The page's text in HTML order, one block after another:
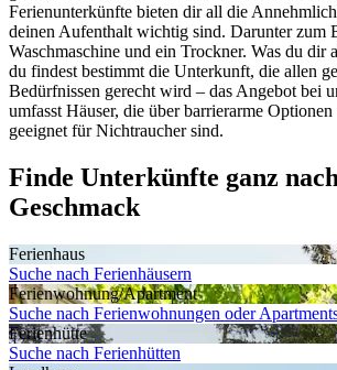
Ferienunterkünfte bieten dir all die
deinen Aufenthalt wichtig sind. Darunter zum
Waschmaschine und ein Trockner. Was du dir
du findest bestimmt die Unterkunft, die allen
Bedürfnissen gerecht wird – das Angebot bei
umfasst Häuser, die über barrierarme
geeignet für Nichtraucher sind.
Finde Unterkünfte ganz
Geschmack
Ferienhaus
Suche nach Ferienhäusern
Ferienwohnung/Apartment
Suche nach Ferienwohnungen oder
Ferienhütte
Suche nach Ferienhütten